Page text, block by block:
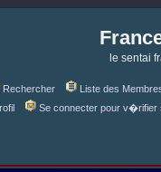
le sentai
Rechercher Liste des
Se connecter pour